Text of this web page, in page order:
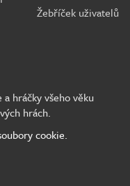
Žebříček uživatelů
hráčky všeho věku
hrách.
cookie.